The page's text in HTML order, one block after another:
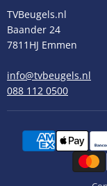
TVBeugels.nl
Baander 24
7811HJ Emmen
info@tvbeugels.nl
088 112 0500